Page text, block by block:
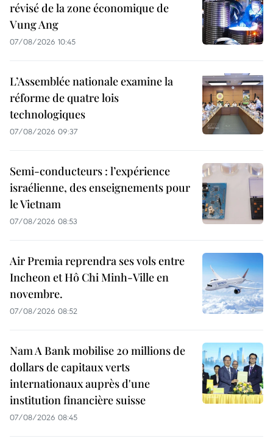
révisé de la zone économique de
Vung Ang
07/08/2026 10:45
L’Assemblée nationale examine la
réforme de quatre lois
technologiques
07/08/2026 09:37
Semi-conducteurs : l’expérience
israélienne, des enseignements pour
le Vietnam
07/08/2026 08:53
Air Premia reprendra ses vols entre
Incheon et Hô Chi Minh-Ville en
novembre.
07/08/2026 08:52
Nam A Bank mobilise 20 millions de
dollars de capitaux verts
internationaux auprès d'une
institution financière suisse
07/08/2026 08:45